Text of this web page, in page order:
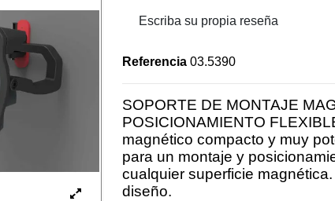
Escriba su propia reseña
Referencia 03.5390
SOPORTE DE MONTAJE
POSICIONAMIENTO
magnético compacto y muy
para un montaje y
cualquier superficie
diseño.